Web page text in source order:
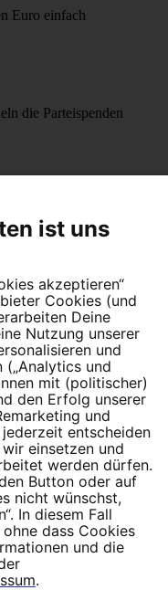
Euro einfach
die Parteispenden
Schließe Dich 4,5
Einstellungen
ist uns
akzeptieren“
Cookies (und
Deine
Nutzung unserer
und
und
mit (politischer)
den Erfolg unserer
und
entscheiden
einsetzen und
werden dürfen.
Button oder auf
nicht wünschst,
In diesem Fall
dass Cookies
und die
.